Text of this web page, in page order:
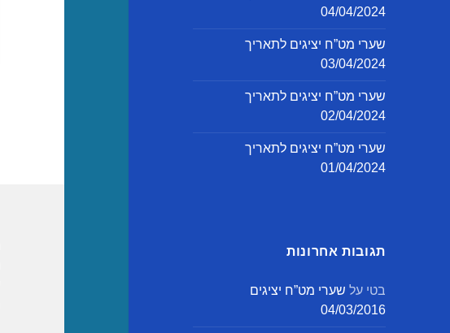
04/04/2024
שערי מט”ח יציגים לתאריך
03/04/2024
שערי מט”ח יציגים לתאריך
02/04/2024
שערי מט”ח יציגים לתאריך
01/04/2024
תגובות אחרונות
בטי על שערי מט”ח יציגים
04/03/2016